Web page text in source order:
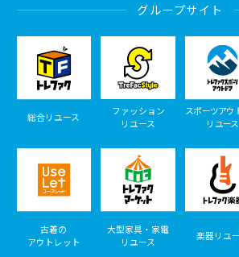
グループサイト
総合リユース
ファッション
リユース
スポーツアウ
リユース
古着の
アウトレット
大型家具・家電
リユース
楽器リユ